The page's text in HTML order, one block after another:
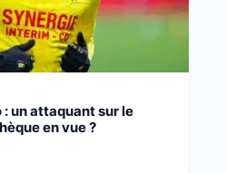
un attaquant sur le
en vue ?